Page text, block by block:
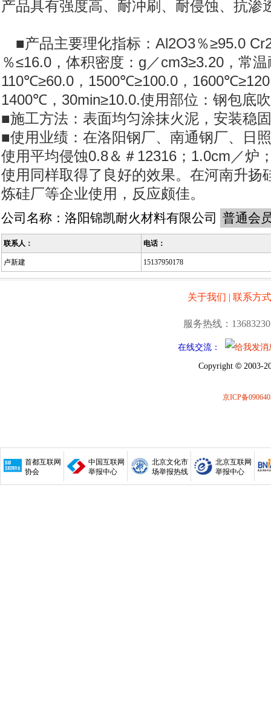
产品具有强度高、耐冲刷、耐侵蚀、抗渗
■产品主要理化指标：Al2O3％≥95.0
％≤16.0，体积密度：g／cm3≥3.20，常
110℃≥60.0，1500℃≥100.0，
1400℃，30min≥10.0.使用部位：钢
■施工方法：表面均匀涂抹火泥，安
■使用业绩：在洛阳钢厂、南通钢厂、日
使用平均侵蚀0.8＆＃12316；1.0cm／炉
使用同样取得了良好的效果。在河南升扬
炼硅厂等企业使用，反应颇佳。
公司名称： 洛阳锦凯耐火材料有限公司 普通会
联系人： 电话：
卢新建 15137950178
关于我们 | 联系方式
服务热线：
在线交流：
Copyright © 2003-
京ICP备
首都互联网
协会
中国互联网
举报中心
北京文化市
场举报热线
北京互联网
举报中心